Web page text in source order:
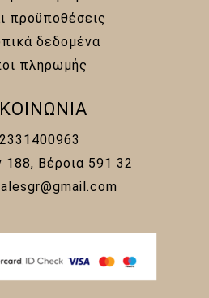
προϋποθέσεις
δεδομένα
πληρωμής
2331400963
188, Βέροια 591 32